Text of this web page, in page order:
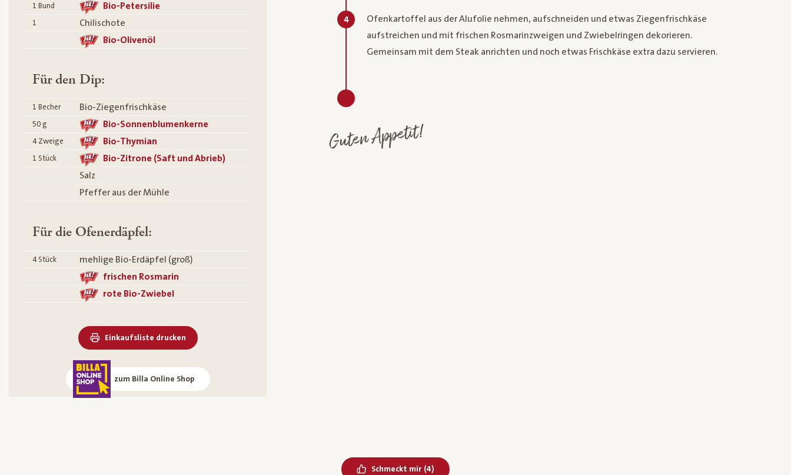
1 Bund Bio-Petersilie
1
Chilischote
Bio-Olivenöl
Für den Dip:
1 Becher Bio-Ziegenfrischkäse
50 g Bio-Sonnenblumenkerne
4 Zweige Bio-Thymian
1 Stück
Bio-Zitrone (Saft und Abrieb)
Salz
Pfeffer aus der Mühle
Für die Ofenerdäpfel:
4 Stück
mehlige Bio-Erdäpfel (groß)
frischen Rosmarin
rote Bio-Zwiebel
Einkaufsliste drucken
zum Billa Online Shop
4
Ofenkartoffel aus der Alufolie nehmen, aufschneiden und etwas Ziegenfrischkäse
aufstreichen und mit frischen Rosmarinzweigen und Zwiebelringen dekorieren.
Gemeinsam mit dem Steak anrichten und noch etwas Frischkäse extra dazu servieren.
Guten Appetit!
Schmeckt mir Bereits geliked
(4)